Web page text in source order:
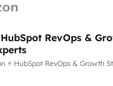
transformation digitale
de CRM et de
équipes marketing,
(data migration,
de sites internet
HubSpot RevOps &
⚡ HubSpot RevOps & Growth